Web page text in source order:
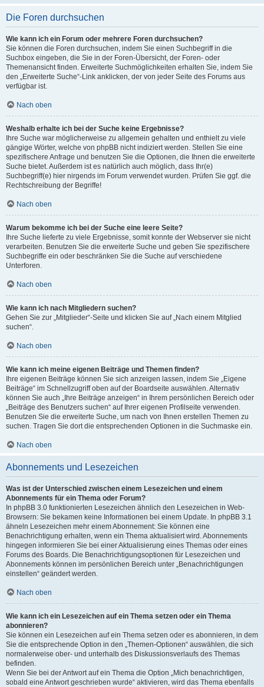
Die Foren durchsuchen
Wie kann ich ein Forum oder mehrere Foren durchsuchen?
Sie können die Foren durchsuchen, indem Sie einen Suchbegriff in die
Suchbox eingeben, die Sie in der Foren-Übersicht, der Foren- oder
Themenansicht finden. Erweiterte Suchmöglichkeiten erhalten Sie, indem Sie
den „Erweiterte Suche“-Link anklicken, der von jeder Seite des Forums aus
verfügbar ist.
Nach oben
Weshalb erhalte ich bei der Suche keine Ergebnisse?
Ihre Suche war möglicherweise zu allgemein gehalten und enthielt zu viele
gängige Wörter, welche von phpBB nicht indiziert werden. Stellen Sie eine
spezifischere Anfrage und benutzen Sie die Optionen, die Ihnen die erweiterte
Suche bietet. Außerdem ist es natürlich auch möglich, dass Ihr(e)
Suchbegriff(e) hier nirgends im Forum verwendet wurden. Prüfen Sie ggf. die
Rechtschreibung der Begriffe!
Nach oben
Warum bekomme ich bei der Suche eine leere Seite?
Ihre Suche lieferte zu viele Ergebnisse, somit konnte der Webserver sie nicht
verarbeiten. Benutzen Sie die erweiterte Suche und geben Sie spezifischere
Suchbegriffe ein oder beschränken Sie die Suche auf verschiedene
Unterforen.
Nach oben
Wie kann ich nach Mitgliedern suchen?
Gehen Sie zur „Mitglieder“-Seite und klicken Sie auf „Nach einem Mitglied
suchen“.
Nach oben
Wie kann ich meine eigenen Beiträge und Themen finden?
Ihre eigenen Beiträge können Sie sich anzeigen lassen, indem Sie „Eigene
Beiträge“ im Schnellzugriff oben auf der Boardseite auswählen. Alternativ
können Sie auch „Ihre Beiträge anzeigen“ in Ihrem persönlichen Bereich oder
„Beiträge des Benutzers suchen“ auf Ihrer eigenen Profilseite verwenden.
Benutzen Sie die erweiterte Suche, um nach von Ihnen erstellen Themen zu
suchen. Tragen Sie dort die entsprechenden Optionen in die Suchmaske ein.
Nach oben
Abonnements und Lesezeichen
Was ist der Unterschied zwischen einem Lesezeichen und einem
Abonnements für ein Thema oder Forum?
In phpBB 3.0 funktionierten Lesezeichen ähnlich den Lesezeichen in Web-
Browsern: Sie bekamen keine Informationen bei einem Update. In phpBB 3.1
ähneln Lesezeichen mehr einem Abonnement: Sie können eine
Benachrichtigung erhalten, wenn ein Thema aktualisiert wird. Abonnements
hingegen informieren Sie bei einer Aktualisierung eines Themas oder eines
Forums des Boards. Die Benachrichtigungsoptionen für Lesezeichen und
Abonnements können im persönlichen Bereich unter „Benachrichtigungen
einstellen“ geändert werden.
Nach oben
Wie kann ich ein Lesezeichen auf ein Thema setzen oder ein Thema
abonnieren?
Sie können ein Lesezeichen auf ein Thema setzen oder es abonnieren, in dem
Sie die entsprechende Option in den „Themen-Optionen“ auswählen, die sich
normalerweise ober- und unterhalb des Diskussionsverlaufs des Themas
befinden.
Wenn Sie bei der Antwort auf ein Thema die Option „Mich benachrichtigen,
sobald eine Antwort geschrieben wurde“ aktivieren, wird das Thema ebenfalls